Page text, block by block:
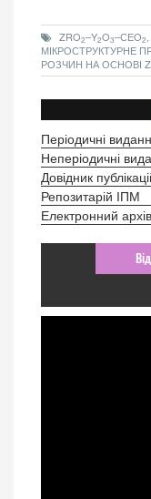
ZRO2–Y2O3–СЕO2
МІКРОСТРУКТУРНЕ
РОЗЧИН НА ОСНОВІ
Періодичні
Неперіодичні
Довідник
Репозитарій ІПМ
Електронний